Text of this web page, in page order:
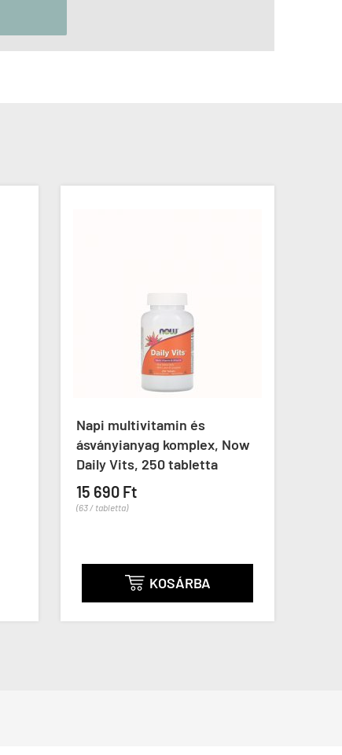
Napi multivitamin és
ásványianyag komplex, Now
Daily Vits, 250 tabletta
15 690 Ft
(63 / tabletta)
 KOSÁRBA